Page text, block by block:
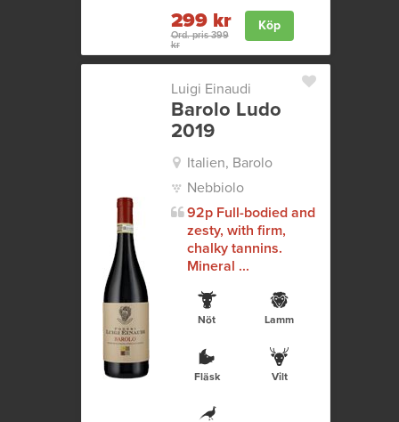
299 kr
Ord. pris 399
kr
Köp
Luigi Einaudi
Barolo Ludo
2019
Italien, Barolo
Nebbiolo
92p Full-bodied and
zesty, with firm,
chalky tannins.
Mineral ...
Nöt Lamm
Fläsk Vilt